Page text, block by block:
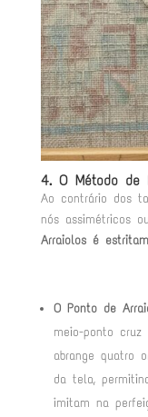
4. O Método de
Ao contrário dos
nós assimétricos
Arraiolos é
O Ponto de
meio-ponto
abrange quatro
da tela,
imitam na